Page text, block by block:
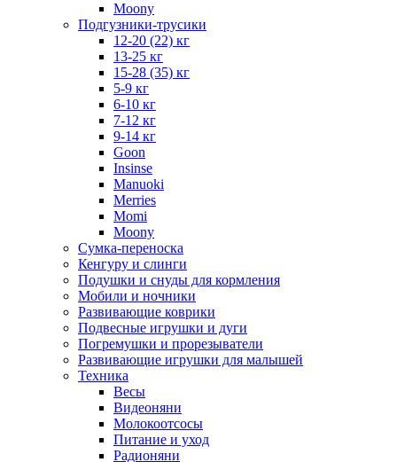
Moony
Подгузники-трусики
12-20 (22) кг
13-25 кг
15-28 (35) кг
5-9 кг
6-10 кг
7-12 кг
9-14 кг
Goon
Insinse
Manuoki
Merries
Momi
Moony
Сумка-переноска
Кенгуру и слинги
Подушки и снуды для кормления
Мобили и ночники
Развивающие коврики
Подвесные игрушки и дуги
Погремушки и прорезыватели
Развивающие игрушки для малышей
Техника
Весы
Видеоняни
Молокоотсосы
Питание и уход
Радионяни